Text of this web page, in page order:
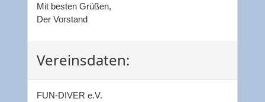
Mit besten Grüßen,
Der Vorstand
Vereinsdaten:
FUN-DIVER e.V.